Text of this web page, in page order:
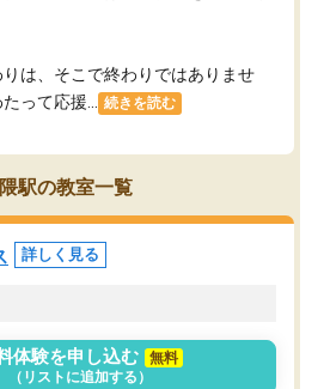
は、そこで終わりではありませ
って応援...
続きを読む
駅の教室一覧
詳しく見る
体験を申し込む
無料
（リストに追加する）